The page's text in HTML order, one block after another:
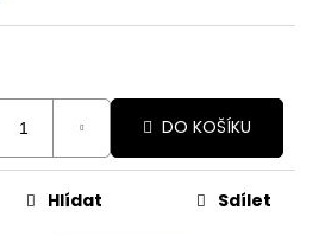
DO KOŠÍKU
Hlídat Sdílet